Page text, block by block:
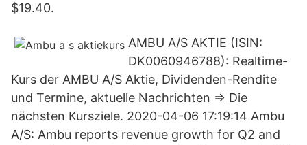
$19.40.
AMBU A/S AKTIE (ISIN:
DK0060946788): Realtime-
Kurs der AMBU A/S Aktie, Dividenden-Rendite
und Termine, aktuelle Nachrichten ⇒ Die
nächsten Kursziele. 2020-04-06 17:19:14 Ambu
A/S: Ambu reports revenue growth for Q2 and